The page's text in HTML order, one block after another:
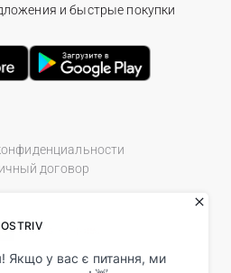
договор
All Rights Reserved.
и быстрые покупки